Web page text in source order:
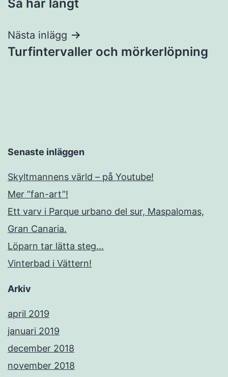
Så här långt
Nästa inlägg
Turfintervaller och mörkerlöpning
Senaste inläggen
Skyltmannens värld – på Youtube!
Mer ”fan-art”!
Ett varv i Parque urbano del sur, Maspalomas,
Gran Canaria.
Löparn tar lätta steg…
Vinterbad i Vättern!
Arkiv
april 2019
januari 2019
december 2018
november 2018